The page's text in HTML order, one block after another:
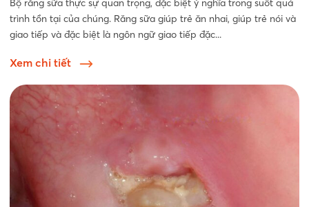
Bộ răng sữa thực sự quan trọng, đặc biệt ý nghĩa trong suốt quá
trình tồn tại của chúng. Răng sữa giúp trẻ ăn nhai, giúp trẻ nói và
giao tiếp và đặc biệt là ngôn ngữ giao tiếp đặc...
Xem chi tiết